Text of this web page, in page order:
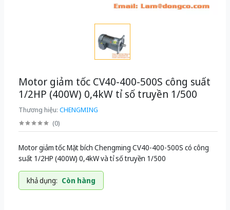
Motor giảm tốc CV40-400-500S công suất
1/2HP (400W) 0,4kW tỉ số truyền 1/500
Thương hiệu: CHENGMING
(0)
Motor giảm tốc Mặt bích Chengming CV40-400-500S có công
suất 1/2HP (400W) 0,4kW và tỉ số truyền 1/500
khả dụng: Còn hàng